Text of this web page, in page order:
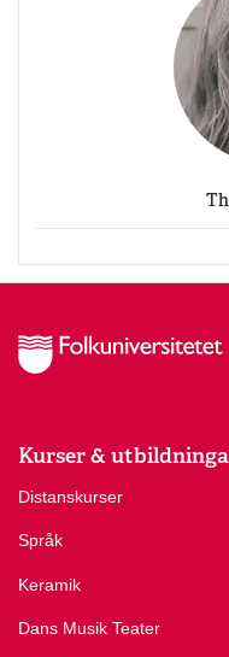
Kurser &
Distanskurser
Språk
Keramik
Dans Musik Teater